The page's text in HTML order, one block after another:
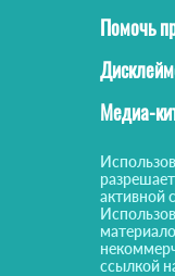
Помочь
Медиа-
активной
ссылкой